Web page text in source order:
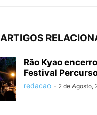
ARTIGOS
Rão Kyao
Festival
redacao - 2 de Agosto,